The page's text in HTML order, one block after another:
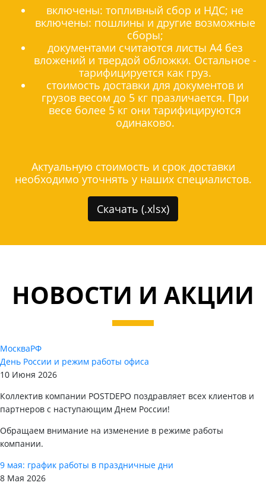
включены: топливный сбор и НДС; не
включены: пошлины и другие возможные
сборы;
документами считаются листы А4 без
вложений и твердой обложки. Остальное -
тарифицируется как груз.
стоимость доставки для документов и
грузов весом до 5 кг празличается. При
весе более 5 кг они тарифицируются
одинаково.
Актуальную стоимость и срок доставки
необходимо уточнять у наших специалистов.
Скачать (.xlsx)
НОВОСТИ И АКЦИИ
МоскваРФ
День России и режим работы офиса
10 Июня 2026
Коллектив компании POSTDEPO поздравляет всех клиентов и
партнеров с наступающим Днем России!
Обращаем внимание на изменение в режиме работы
компании.
9 мая: график работы в праздничные дни
8 Мая 2026